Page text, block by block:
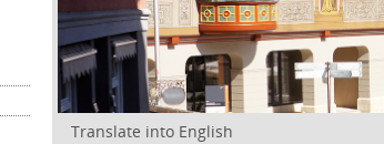
Translate into English